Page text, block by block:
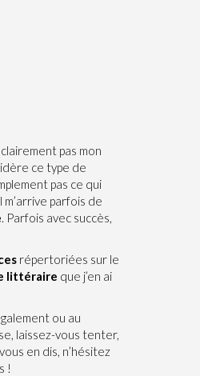
clairement pas mon
ce type de
pas ce qui
parfois de
. Parfois avec succès,
répertoriées sur le
littéraire que j’en ai
ou au
laissez-vous tenter,
en dis, n’hésitez
!